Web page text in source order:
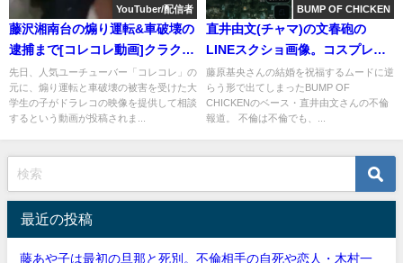
YouTuber/配信者
藤沢湘南台の煽り運転&車破壊の
逮捕まで[コレコレ動画]クラクシ
ョンが原因?
先日、人気ユーチューバー「コレコレ」の
元に、煽り運転と車破壊の被害を受けた大
学生の子がドラレコの映像を提供して相談
するという動画が投稿されま...
BUMP OF CHICKEN
直井由文(チャマ)の文春砲の
LINEスクショ画像。コスプレの
やり取り全文
藤原基央さんの結婚を祝福するムードに逆
らう形で出てしまったBUMP OF
CHICKENのベース・直井由文さんの不倫
報道。 不倫は不倫でも、...
最近の投稿
藤あや子は最初の旦那と死別。不倫相手の自死や恋人・木村一